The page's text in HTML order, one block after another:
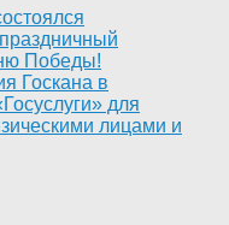
Победы!
Госкана в
для
лицами и